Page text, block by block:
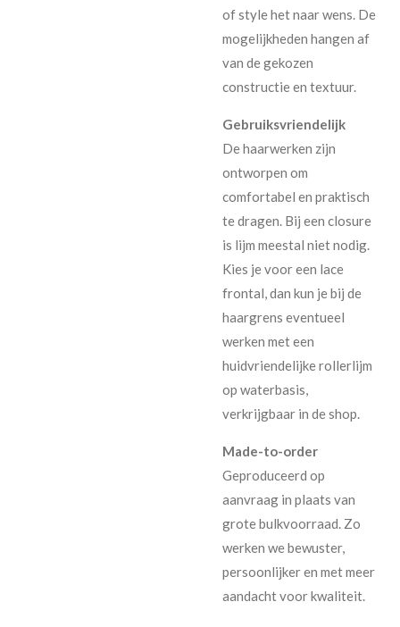
of style het naar wens. De
mogelijkheden hangen af
van de gekozen
constructie en textuur.
Gebruiksvriendelijk
De haarwerken zijn
ontworpen om
comfortabel en praktisch
te dragen. Bij een closure
is lijm meestal niet nodig.
Kies je voor een lace
frontal, dan kun je bij de
haargrens eventueel
werken met een
huidvriendelijke rollerlijm
op waterbasis,
verkrijgbaar in de shop.
Made-to-order
Geproduceerd op
aanvraag in plaats van
grote bulkvoorraad. Zo
werken we bewuster,
persoonlijker en met meer
aandacht voor kwaliteit.